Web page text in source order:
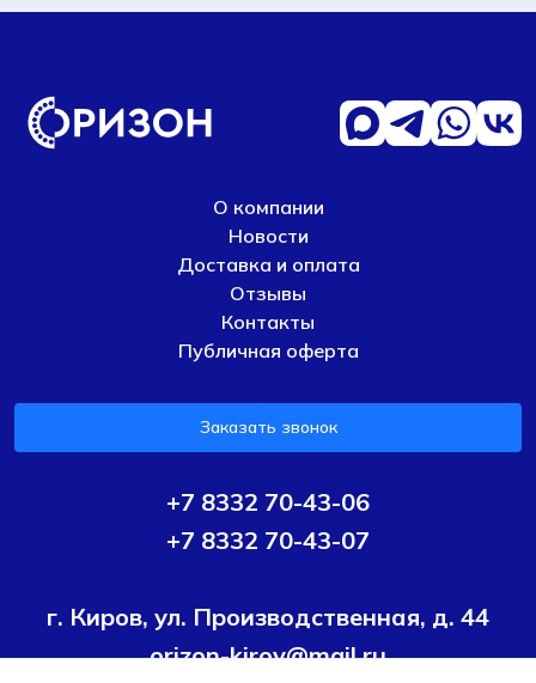
О компании
Новости
Доставка и оплата
Отзывы
Контакты
Публичная оферта
Заказать звонок
+7 8332 70-43-06
+7 8332 70-43-07
г. Киров, ул. Производственная, д. 44
orizon-kirov@mail.ru